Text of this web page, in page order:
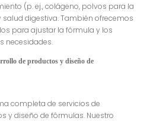
(p. ej., colágeno, polvos para la
salud digestiva. También ofrecemos
para ajustar la fórmula y los
necesidades.
de productos y diseño de
completa de servicios de
y diseño de fórmulas. Nuestro